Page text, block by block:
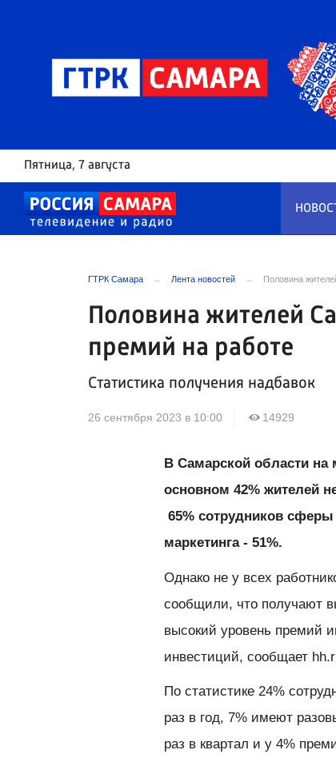
Пятница, 7 августа
ГТРК Самара Лента новостей Половина
Половина жителей
премий на работе
Статистика получения надбавок
26 сентября 2023 в 10:00 14929
В Самарской области на
основном 42% жителей
65% сотрудников
маркетинга - 51%.
Однако не у всех
сообщили, что получают
высокий уровень премий
инвестиций, сообщает
По статистике 24%
раз в год, 7% имеют
раз в квартал и у 4%